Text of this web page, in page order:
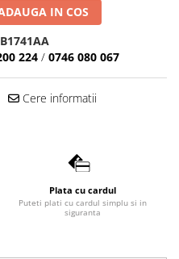
IN COS
B1741AA
224 / 0746 080 067
Cere informatii
Plata cu cardul
Puteti plati cu cardul simplu si in
siguranta